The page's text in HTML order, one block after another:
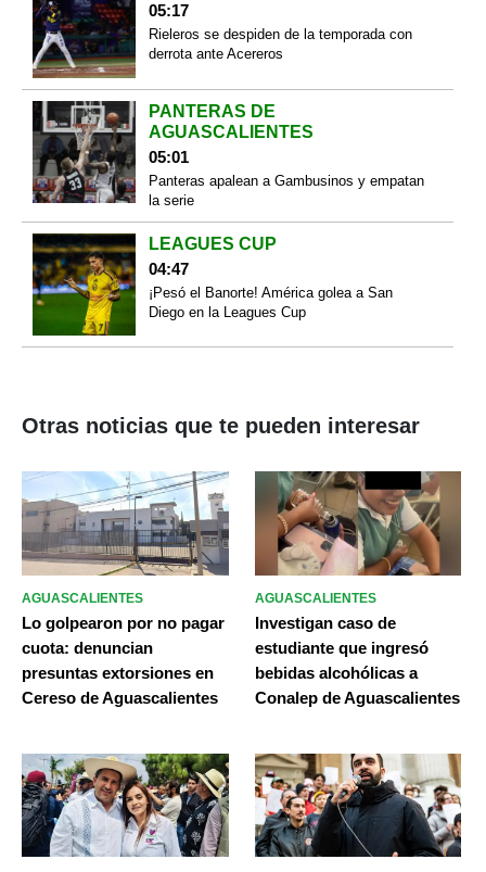
05:17
Rieleros se despiden de la temporada con
derrota ante Acereros
PANTERAS DE
AGUASCALIENTES
05:01
Panteras apalean a Gambusinos y empatan
la serie
LEAGUES CUP
04:47
¡Pesó el Banorte! América golea a San
Diego en la Leagues Cup
Otras noticias que te pueden interesar
AGUASCALIENTES
Lo golpearon por no pagar
cuota: denuncian
presuntas extorsiones en
Cereso de Aguascalientes
AGUASCALIENTES
Investigan caso de
estudiante que ingresó
bebidas alcohólicas a
Conalep de Aguascalientes